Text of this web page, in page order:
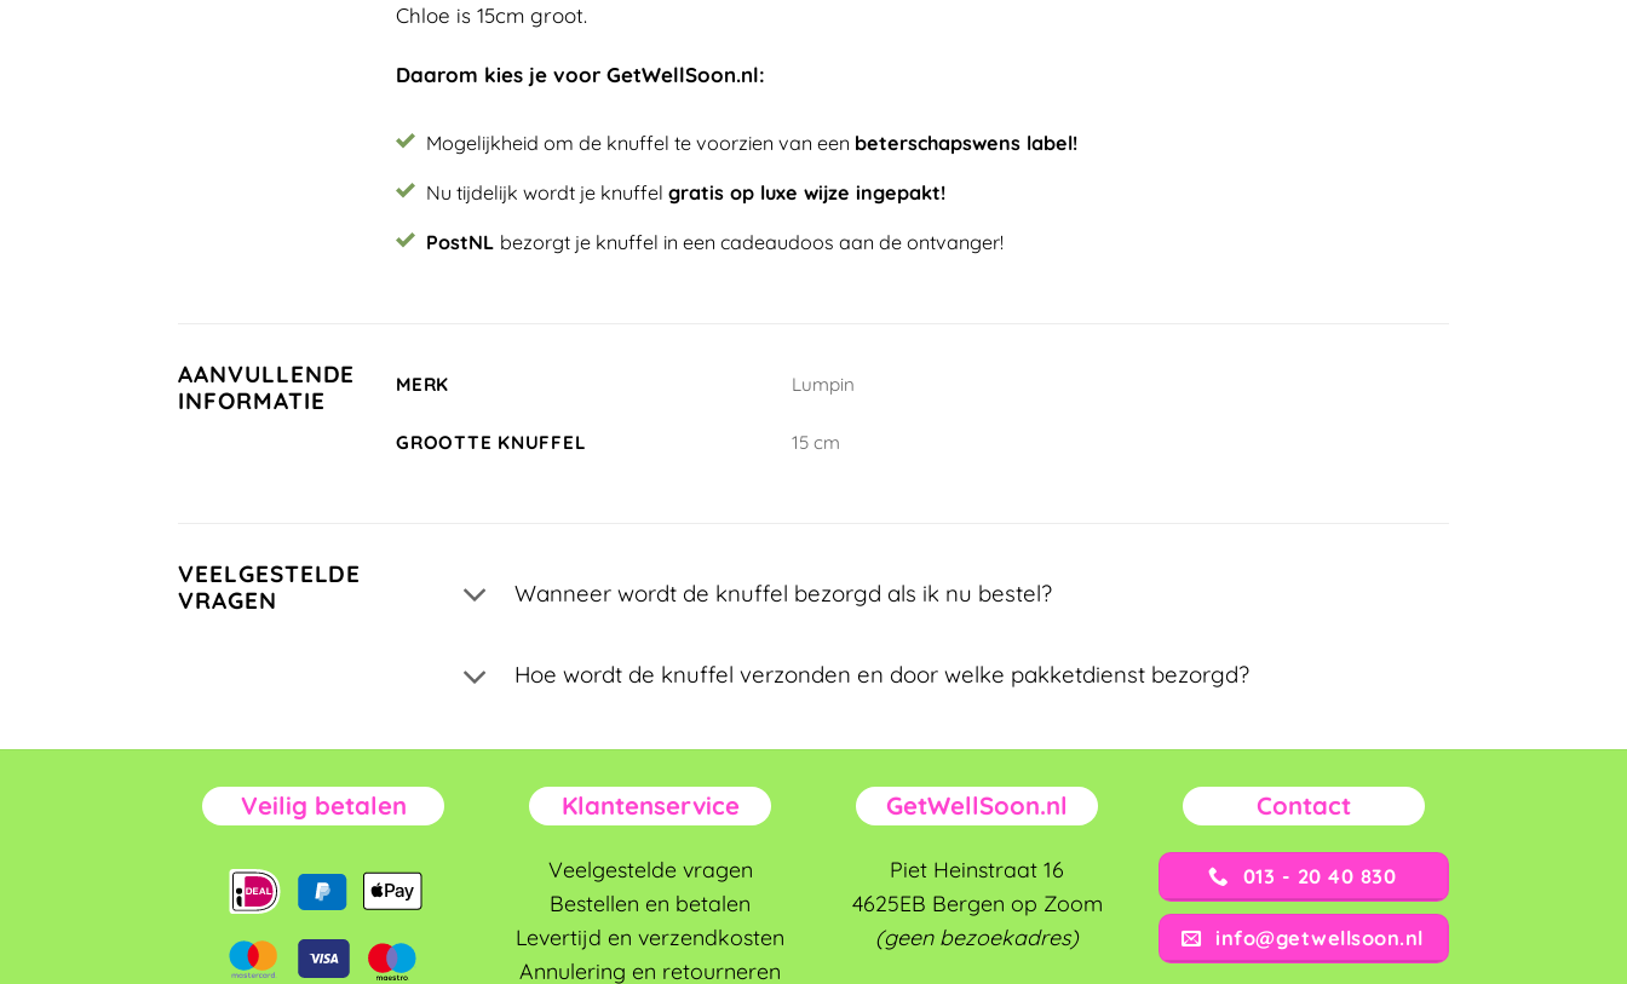
Chloe is 15cm groot.
Daarom kies je voor GetWellSoon.nl:
Mogelijkheid om de knuffel te voorzien van een beterschapswens label!
Nu tijdelijk wordt je knuffel gratis op luxe wijze ingepakt!
PostNL bezorgt je knuffel in een cadeaudoos aan de ontvanger!
AANVULLENDE
INFORMATIE
MERK Lumpin
GROOTTE KNUFFEL 15 cm
VEELGESTELDE
VRAGEN
Wanneer wordt de knuffel bezorgd als ik nu bestel?
Hoe wordt de knuffel verzonden en door welke pakketdienst bezorgd?
Veilig betalen Klantenservice
Veelgestelde vragen
Bestellen en betalen
Levertijd en verzendkosten
Annulering en retourneren
GetWellSoon.nl
Piet Heinstraat 16
4625EB Bergen op Zoom
(geen bezoekadres)
Contact
013 - 20 40 830
info@getwellsoon.nl